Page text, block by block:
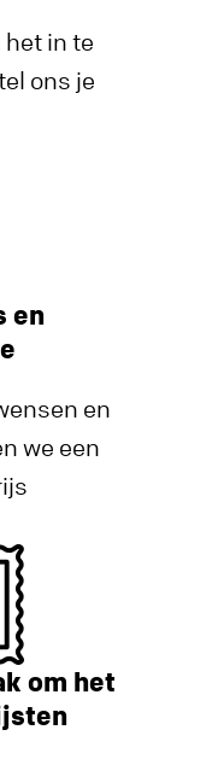
het in te
ons je
en
en
we een
om het